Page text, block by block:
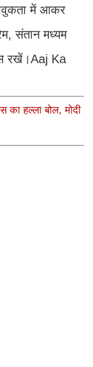
में आकर
संतान मध्यम
रखें।Aaj Ka
का हल्ला बोल, मोदी